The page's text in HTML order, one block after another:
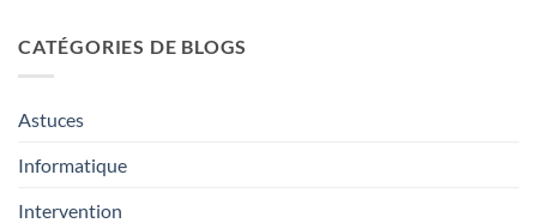
CATÉGORIES DE BLOGS
Astuces
Informatique
Intervention